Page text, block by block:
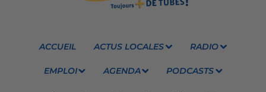
ACCUEIL ACTUS LOCALES RADIO
EMPLOI AGENDA PODCASTS